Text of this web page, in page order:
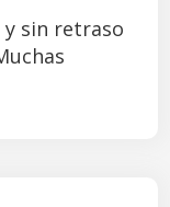
sin retraso